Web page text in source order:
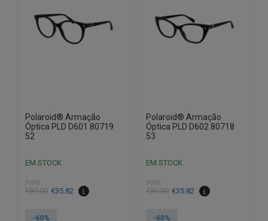
Polaroid® Armação
Óptica PLD D601 80719
52
EM STOCK
PVPR
€89.00
O
original
€35.82
O
atual
-60%
Polaroid® Armação
Óptica PLD D602 80718
53
EM STOCK
PVPR
€89.00
O
original
€35.82
O
atual
-60%